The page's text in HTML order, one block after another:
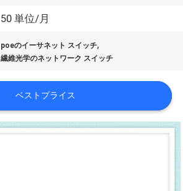
50 単位/月
poeのイーサネット スイッチ,
繊維光学のネットワーク スイッチ
ベストプライス